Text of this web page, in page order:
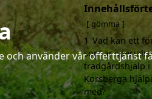
använder vår offerttjänst
gömma
1 Vad kan ett
som är
trädgårdshjälp i
Korsberga
med?